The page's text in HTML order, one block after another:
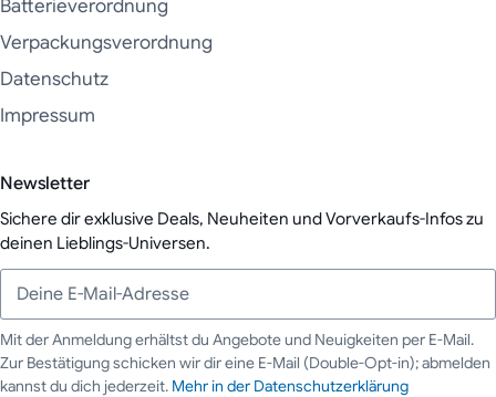
Batterieverordnung
Verpackungsverordnung
Datenschutz
Impressum
Newsletter
Sichere dir exklusive Deals, Neuheiten und Vorverkaufs-Infos zu
deinen Lieblings-Universen.
Deine E-Mail-Adresse
Mit der Anmeldung erhältst du Angebote und Neuigkeiten per E-Mail.
Zur Bestätigung schicken wir dir eine E-Mail (Double-Opt-in); abmelden
kannst du dich jederzeit. Mehr in der Datenschutzerklärung